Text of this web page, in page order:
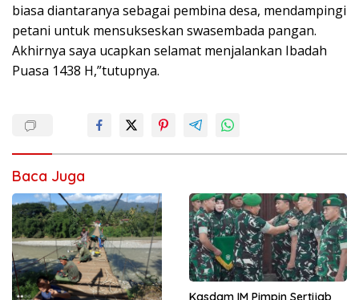
biasa diantaranya sebagai pembina desa, mendampingi
petani untuk mensukseskan swasembada pangan.
Akhirnya saya ucapkan selamat menjalankan Ibadah
Puasa 1438 H,”tutupnya.
Baca Juga
Kasdam IM Pimpin Sertijab